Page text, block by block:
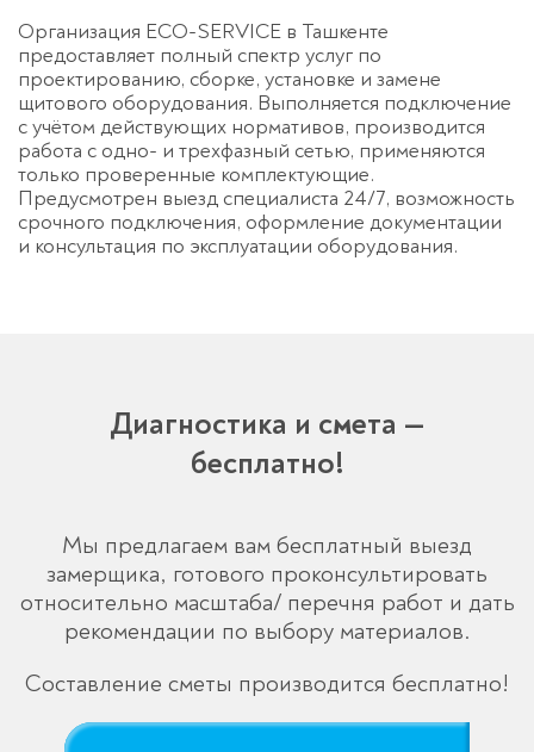
Организация ECO-SERVICE в Ташкенте
предоставляет полный спектр услуг по
проектированию, сборке, установке и замене
щитового оборудования. Выполняется подключение
с учётом действующих нормативов, производится
работа с одно- и трехфазный сетью, применяются
только проверенные комплектующие.
Предусмотрен выезд специалиста 24/7, возможность
срочного подключения, оформление документации
и консультация по эксплуатации оборудования.
Диагностика и смета —
бесплатно!
Мы предлагаем вам бесплатный выезд
замерщика, готового проконсультировать
относительно масштаба/ перечня работ и дать
рекомендации по выбору материалов.
Составление сметы производится бесплатно!
Спасибо!
Менеджер свяжется с вами в
течение 3-x минут.